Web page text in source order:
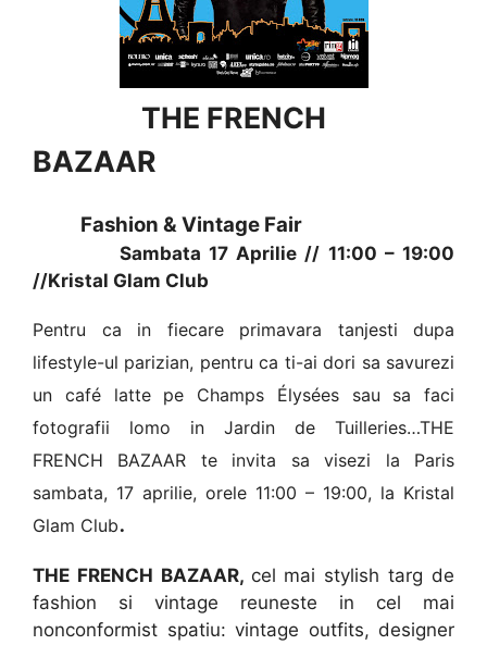
THE FRENCH
BAZAAR
Fashion & Vintage Fair
Sambata 17 Aprilie // 11:00 – 19:00
//Kristal Glam Club
Pentru ca in fiecare primavara tanjesti dupa
lifestyle-ul parizian, pentru ca ti-ai dori sa savurezi
un café latte pe Champs Élysées sau sa faci
fotografii lomo in Jardin de Tuilleries…THE
FRENCH BAZAAR te invita sa visezi la Paris
sambata, 17 aprilie, orele 11:00 – 19:00, la Kristal
Glam Club.
THE FRENCH BAZAAR, cel mai stylish targ de
fashion si vintage reuneste in cel mai
nonconformist spatiu: vintage outfits, designer